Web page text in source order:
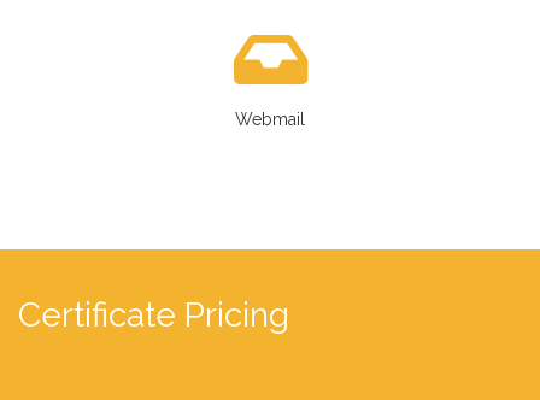
Webmail
Certificate Pricing